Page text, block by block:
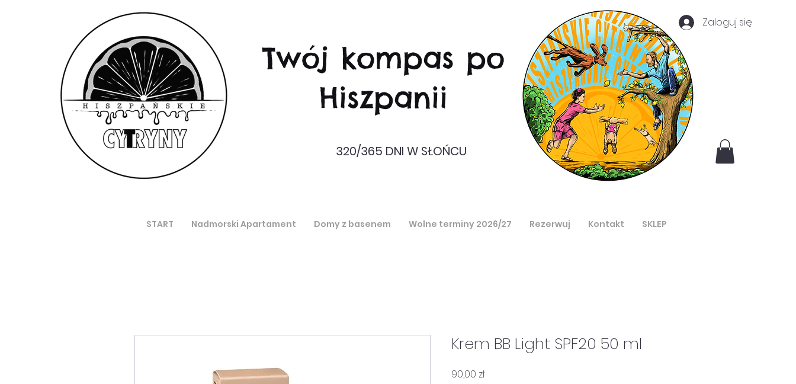
Twój kompas po
Hiszpanii
320/365 DNI W SŁOŃCU
Zaloguj się
START Nadmorski Apartament Domy z basenem Wolne terminy 2026/27 Rezerwuj Kontakt SKLEP
Krem BB Light SPF20 50 ml
90,00 złCena